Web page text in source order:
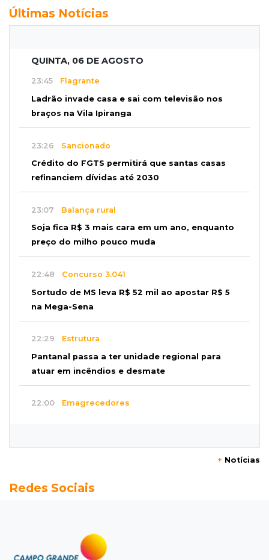
Últimas Notícias
QUINTA, 06 DE AGOSTO
23:45 Flagrante
Ladrão invade casa e sai com televisão nos
braços na Vila Ipiranga
23:26 Sancionado
Crédito do FGTS permitirá que santas casas
refinanciem dívidas até 2030
23:07 Balança rural
Soja fica R$ 3 mais cara em um ano, enquanto
preço do milho pouco muda
22:48 Concurso 3.041
Sortudo de MS leva R$ 52 mil ao apostar R$ 5
na Mega-Sena
22:29 Estrutura
Pantanal passa a ter unidade regional para
atuar em incêndios e desmate
22:00 Emagrecedores
Granizo danifica telhados e plantações
Agregado
Inter perde para o Corinthians mas avança às
+ Notícias
Redes Sociais